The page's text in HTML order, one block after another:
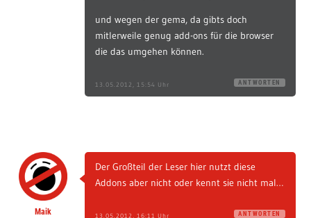
und wegen der gema, da gibts doch
mitlerweile genug add-ons für die browser
die das umgehen können.
13.05.2012, 15:54 Uhr ANTWORTEN
Maik
Der Großteil der Leser hier nutzt diese
Addons aber nicht oder kennt sie nicht mal…
13.05.2012, 16:11 Uhr ANTWORTEN